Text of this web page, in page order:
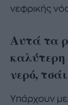
νεφρικής
Αυτά τα
καλύτερη
νερό, τσάι
Υπάρχουν